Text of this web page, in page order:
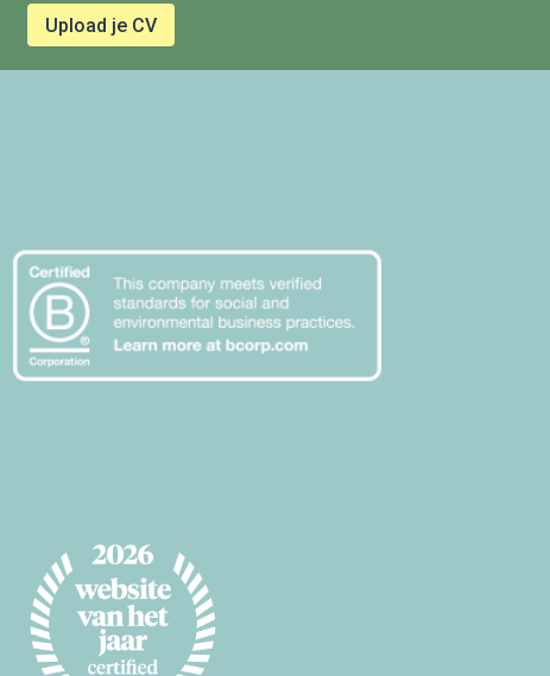
Upload je CV